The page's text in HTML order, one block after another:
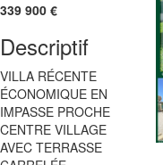
339 900 €
Descriptif
VILLA RÉCENTE
ÉCONOMIQUE EN
IMPASSE PROCHE
CENTRE VILLAGE
AVEC TERRASSE